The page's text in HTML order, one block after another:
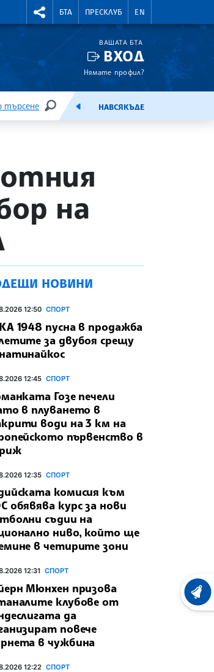
RIGHTMENU.SOCIAL
БТА ПРЕСКЛУБ EN
ВАШАТА БТА
ВХОД
Нямате профил?
търсене
ТЪРСЕНЕЕМИСИЯНАВСЯКЪДЕ
на
НОВИНИ
12:50 СПОРТ
1948 пусна в продажба
за двубоя срещу
12:45 СПОРТ
Гозе печели
в плуването в
води на 3 км на
първенство в
12:35 СПОРТ
комисия към
обявява курс за нови
съдии на
ниво, който ще
в четирите зони
12:31 СПОРТ
Мюнхен призова
клубове от
да
повече
в чужбина
12:22 СПОРТ